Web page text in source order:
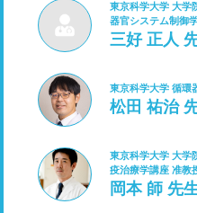
東京科学大学 大学
器官システム制御
三好 正人
東京科学大学 循環
松田 祐治
東京科学大学 大学
疫治療学講座 准教
岡本 師 先